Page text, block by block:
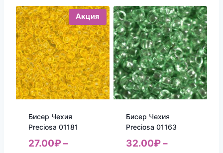
Акция
Бисер Чехия
Preciosa 01181
27.00₽–
Бисер Чехия
Preciosa 01163
32.00₽–